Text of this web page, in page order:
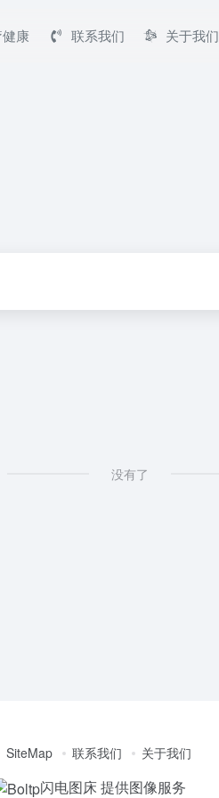
康 联系我们 关于我们
没有了
SiteMap 联系我们 关于我们
闪电图床提供图像服务